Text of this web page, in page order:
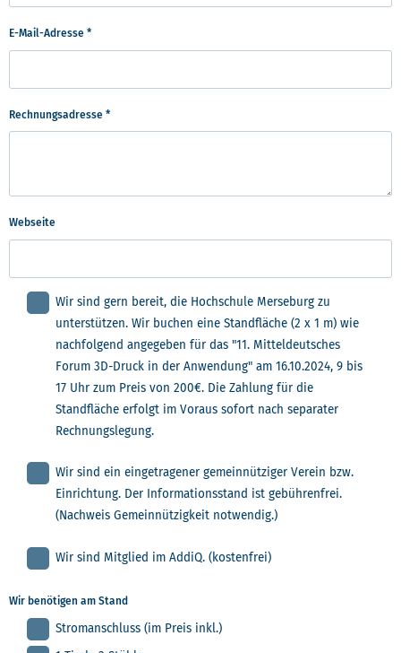
E-Mail-Adresse *
Rechnungsadresse *
Webseite
Wir sind gern bereit, die Hochschule Merseburg zu
unterstützen. Wir buchen eine Standfläche (2 x 1 m) wie
nachfolgend angegeben für das "11. Mitteldeutsches
Forum 3D-Druck in der Anwendung" am 16.10.2024, 9 bis
17 Uhr zum Preis von 200€. Die Zahlung für die
Standfläche erfolgt im Voraus sofort nach separater
Rechnungslegung.
Wir sind ein eingetragener gemeinnütziger Verein bzw.
Einrichtung. Der Informationsstand ist gebührenfrei.
(Nachweis Gemeinnützigkeit notwendig.)
Wir sind Mitglied im AddiQ. (kostenfrei)
Wir benötigen am Stand
Stromanschluss (im Preis inkl.)